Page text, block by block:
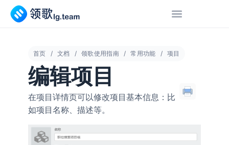
首页 文档 领歌使用指南 常用功能 项目
编辑项目
在项目详情页可以修改项目基本信息：比
如项目名称、描述等。